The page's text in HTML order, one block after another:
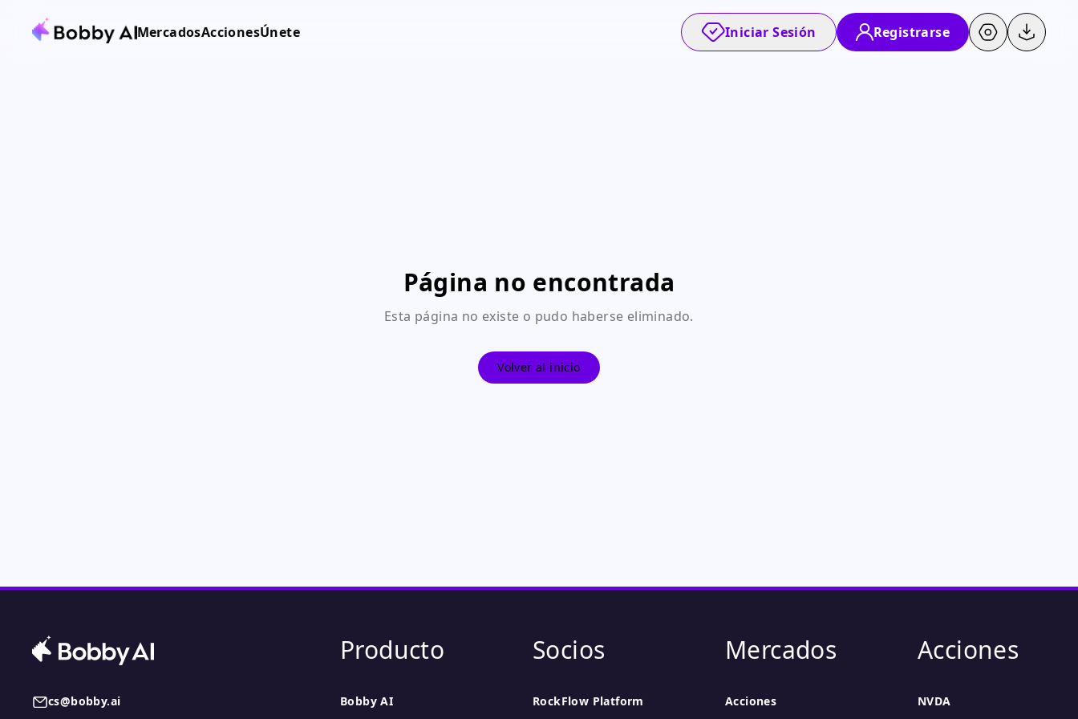
MercadosAccionesÚnete Iniciar Sesión Registrarse
Página no encontrada
Esta página no existe o pudo haberse eliminado.
Volver al inicio
cs@bobby.ai
Producto
Bobby AI
Socios
RockFlow Platform
Mercados
Acciones
Acciones
NVDA